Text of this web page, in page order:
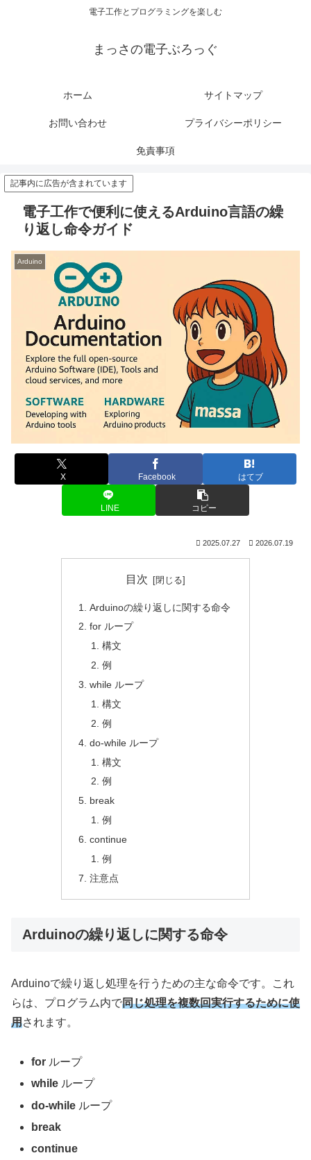
電子工作とプログラミングを楽しむ
まっさの電子ぶろっぐ
ホーム サイトマップ
お問い合わせ プライバシーポリシー
免責事項
記事内に広告が含まれています
電子工作で便利に使えるArduino言語の繰
り返し命令ガイド
Arduino
X Facebook はてブ
LINE コピー
2025.07.27 2026.07.19
目次
Arduinoの繰り返しに関する命令
for ループ
構文
例
while ループ
構文
例
do-while ループ
構文
例
break
例
continue
例
注意点
Arduinoの繰り返しに関する命令
Arduinoで繰り返し処理を行うための主な命令です。これ
らは、プログラム内で同じ処理を複数回実行するために使
用されます。
for ループ
while ループ
do-while ループ
break
continue